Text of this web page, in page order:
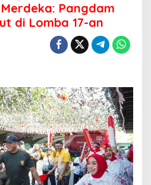
m
b
i
y
u
b
,
M
e
d
Pangdam
di Lomba 17-an